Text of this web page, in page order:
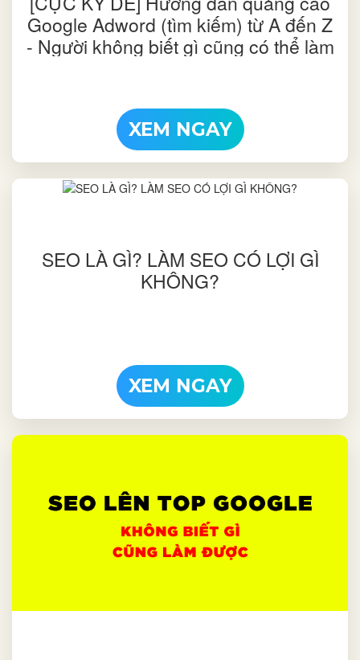
Google Adword (tìm kiếm) từ A đến Z
- Người không biết gì cũng có thể làm
XEM NGAY
SEO LÀ GÌ? LÀM SEO CÓ LỢI GÌ
KHÔNG?
XEM NGAY